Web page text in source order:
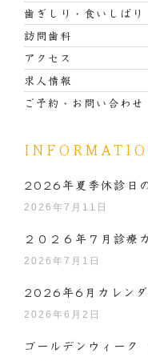
歯ぎしり・食いしばり
訪問歯科
アクセス
求人情報
ご予約・お問い合わせ
2026年夏季休診日
2026年7月11日
２０２６年７月診療
2026年7月1日
2026年6月カレンダ
2026年6月2日
ゴールデンウィーク